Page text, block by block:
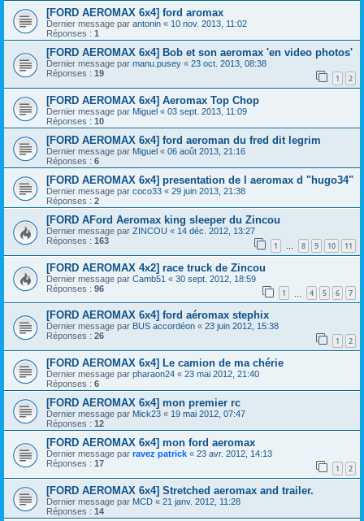
[FORD AEROMAX 6x4] ford aromax
Dernier message par antonin « 10 nov. 2013, 11:02
Réponses : 1
[FORD AEROMAX 6x4] Bob et son aeromax 'en video photos'
Dernier message par manu.pusey « 23 oct. 2013, 08:38
Réponses : 19 1 2
[FORD AEROMAX 6x4] Aeromax Top Chop
Dernier message par Miguel « 03 sept. 2013, 11:09
Réponses : 10
[FORD AEROMAX 6x4] ford aeroman du fred dit legrim
Dernier message par Miguel « 06 août 2013, 21:16
Réponses : 6
[FORD AEROMAX 6x4] presentation de l aeromax d "hugo34"
Dernier message par coco33 « 29 juin 2013, 21:38
Réponses : 2
[FORD AFord Aeromax king sleeper du Zincou
Dernier message par ZINCOU « 14 déc. 2012, 13:27
Réponses : 163 1 … 8 9 10 11
[FORD AEROMAX 4x2] race truck de Zincou
Dernier message par Camb51 « 30 sept. 2012, 18:59
Réponses : 96 1 4 5 6 7
[FORD AEROMAX 6x4] ford aéromax stephix
Dernier message par BUS accordéon « 23 juin 2012, 15:38
Réponses : 26 1 2
[FORD AEROMAX 6x4] Le camion de ma chérie
Dernier message par pharaon24 « 23 mai 2012, 21:40
Réponses : 6
[FORD AEROMAX 6x4] mon premier rc
Dernier message par Mick23 « 19 mai 2012, 07:47
Réponses : 12
[FORD AEROMAX 6x4] mon ford aeromax
Dernier message par ravez patrick « 23 avr. 2012, 14:13
Réponses : 17 1 2
[FORD AEROMAX 6x4] Stretched aeromax and trailer.
Dernier message par MCD « 21 janv. 2012, 11:28
Réponses : 14